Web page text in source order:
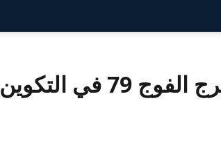
جماعة سكورة وتازوطة تشهد تخرج الفوج 79 في التكوين